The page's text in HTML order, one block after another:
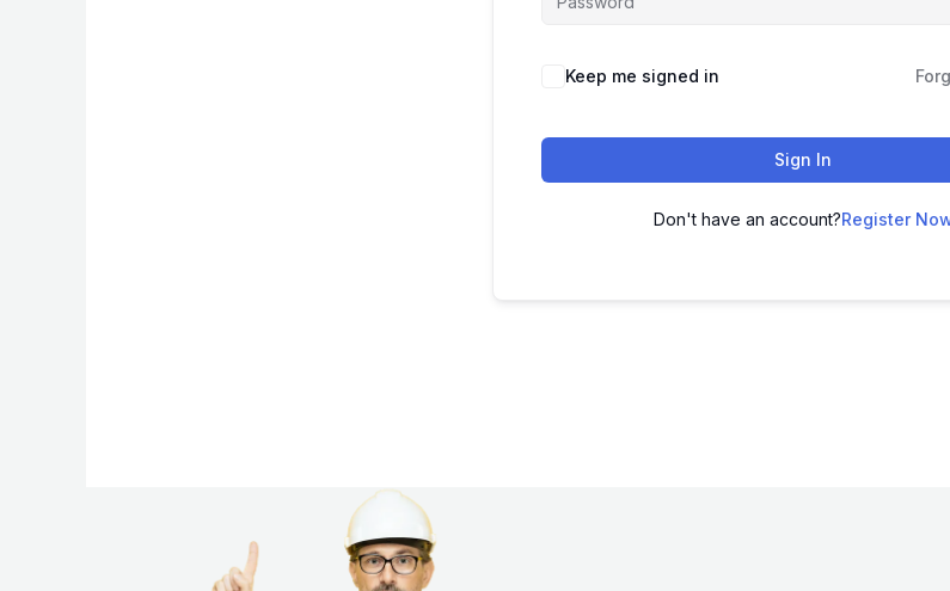
Keep me signed in
Sign In
Don't have an account?Register